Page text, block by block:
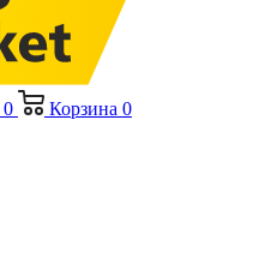
0 Корзина 0